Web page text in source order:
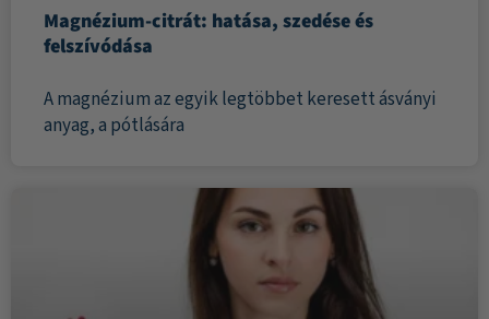
Magnézium-citrát: hatása, szedése és
felszívódása
A magnézium az egyik legtöbbet keresett ásványi
anyag, a pótlására